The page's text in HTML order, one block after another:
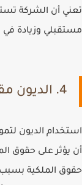
تعني أن الشركة
مستقبلي وزيادة
4. الديون مقابل حقوق الملكية:
استخدام الديون
أن يؤثر على حقوق
حقوق الملكية بسبب